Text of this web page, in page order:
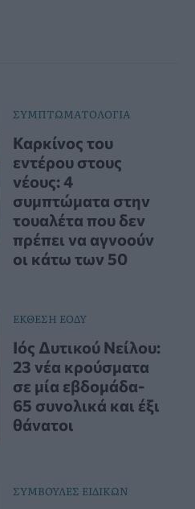
ΣΥΜΠΤΩΜΑΤΟΛΟΓΙΑ
Καρκίνος του
εντέρου στους
νέους: 4
συμπτώματα στην
τουαλέτα που δεν
πρέπει να αγνοούν
οι κάτω των 50
ΕΚΘΕΣΗ ΕΟΔΥ
Ιός Δυτικού Νείλου:
23 νέα κρούσματα
σε μία εβδομάδα-
65 συνολικά και έξι
θάνατοι
ΣΥΜΒΟΥΛΕΣ ΕΙΔΙΚΩΝ